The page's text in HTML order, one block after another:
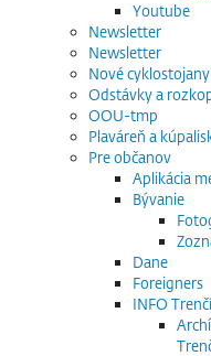
Youtube
Newsletter
Newsletter
Nové cyklostojany
Odstávky a
OOU-tmp
Plaváreň a
Pre občanov
Aplikácia
Bývanie
Dane
Foreigners
INFO